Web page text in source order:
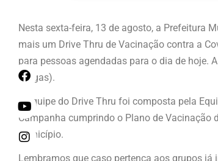
Nesta sexta-feira, 13 de agosto, a Prefeitura
mais um Drive Thru de Vacinação contra a
para pessoas agendadas para o dia de hoje.
Vargas).
A equipe do Drive Thru foi composta pela
Campanha cumprindo o Plano de Vacinação
município.
Lembramos que caso pertença aos grupos